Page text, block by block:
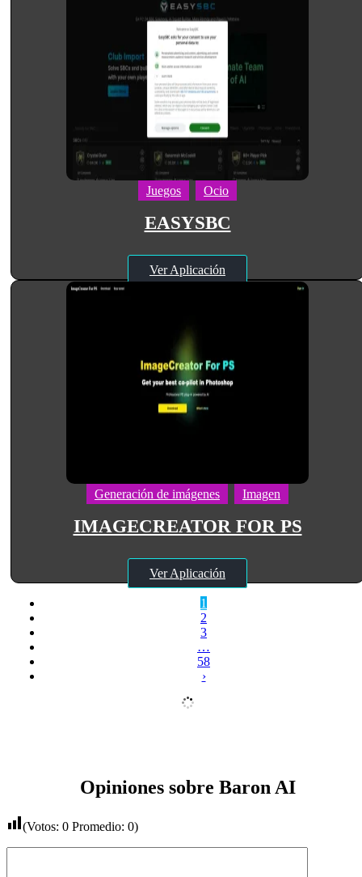
Juegos Ocio
EASYSBC
Ver Aplicación
Generación de imágenes Imagen
IMAGECREATOR FOR PS
Ver Aplicación
1
2
3
…
58
›
Opiniones sobre Baron AI
(Votos: 0 Promedio: 0)